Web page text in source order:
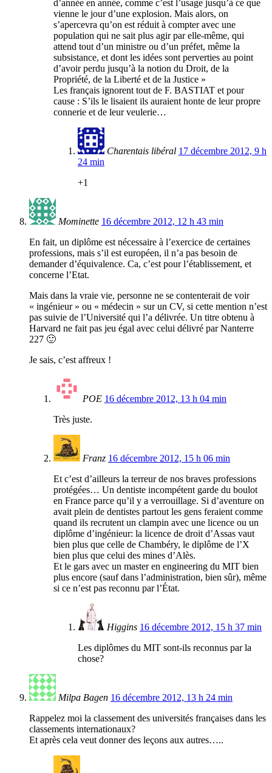
d’année en année, comme c’est l’usage jusqu’à ce que
vienne le jour d’une explosion. Mais alors, on
s’apercevra qu’on est réduit à compter avec une
population qui ne sait plus agir par elle-même, qui
attend tout d’un ministre ou d’un préfet, même la
subsistance, et dont les idées sont perverties au point
d’avoir perdu jusqu’à la notion du Droit, de la
Propriété, de la Liberté et de la Justice »
Les français ignorent tout de F. BASTIAT et pour
cause : S’ils le lisaient ils auraient honte de leur propre
connerie et de leur veulerie…
Charentais libéral 17 décembre 2012, 9 h
24 min
+1
Mominette 16 décembre 2012, 12 h 43 min
En fait, un diplôme est nécessaire à l’exercice de certaines
professions, mais s’il est européen, il n’a pas besoin de
demander d’équivalence. Ca, c’est pour l’établissement, et
concerne l’Etat.
Mais dans la vraie vie, personne ne se contenterait de voir
« ingénieur » ou « médecin » sur un CV, si cette mention n’est
pas suivie de l’Université qui l’a délivrée. Un titre obtenu à
Harvard ne fait pas jeu égal avec celui délivré par Nanterre
227 🙂
Je sais, c’est affreux !
POE 16 décembre 2012, 13 h 04 min
Très juste.
Franz 16 décembre 2012, 15 h 06 min
Et c’est d’ailleurs la terreur de nos braves professions
protégées… Un dentiste incompétent garde du boulot
en France parce qu’il y a verrouillage. Si d’aventure on
avait plein de dentistes partout les gens feraient comme
quand ils recrutent un clampin avec une licence ou un
diplôme d’ingénieur: la licence de droit d’Assas vaut
bien plus que celle de Chambéry, le diplôme de l’X
bien plus que celui des mines d’Alès.
Et le gars avec un master en engineering du MIT bien
plus encore (sauf dans l’administration, bien sûr), même
si ce n’est pas reconnu par l’État.
Higgins 16 décembre 2012, 15 h 37 min
Les diplômes du MIT sont-ils reconnus par la
chose?
Milpa Bagen 16 décembre 2012, 13 h 24 min
Rappelez moi la classement des universités françaises dans les
classements internationaux?
Et après cela veut donner des leçons aux autres…..